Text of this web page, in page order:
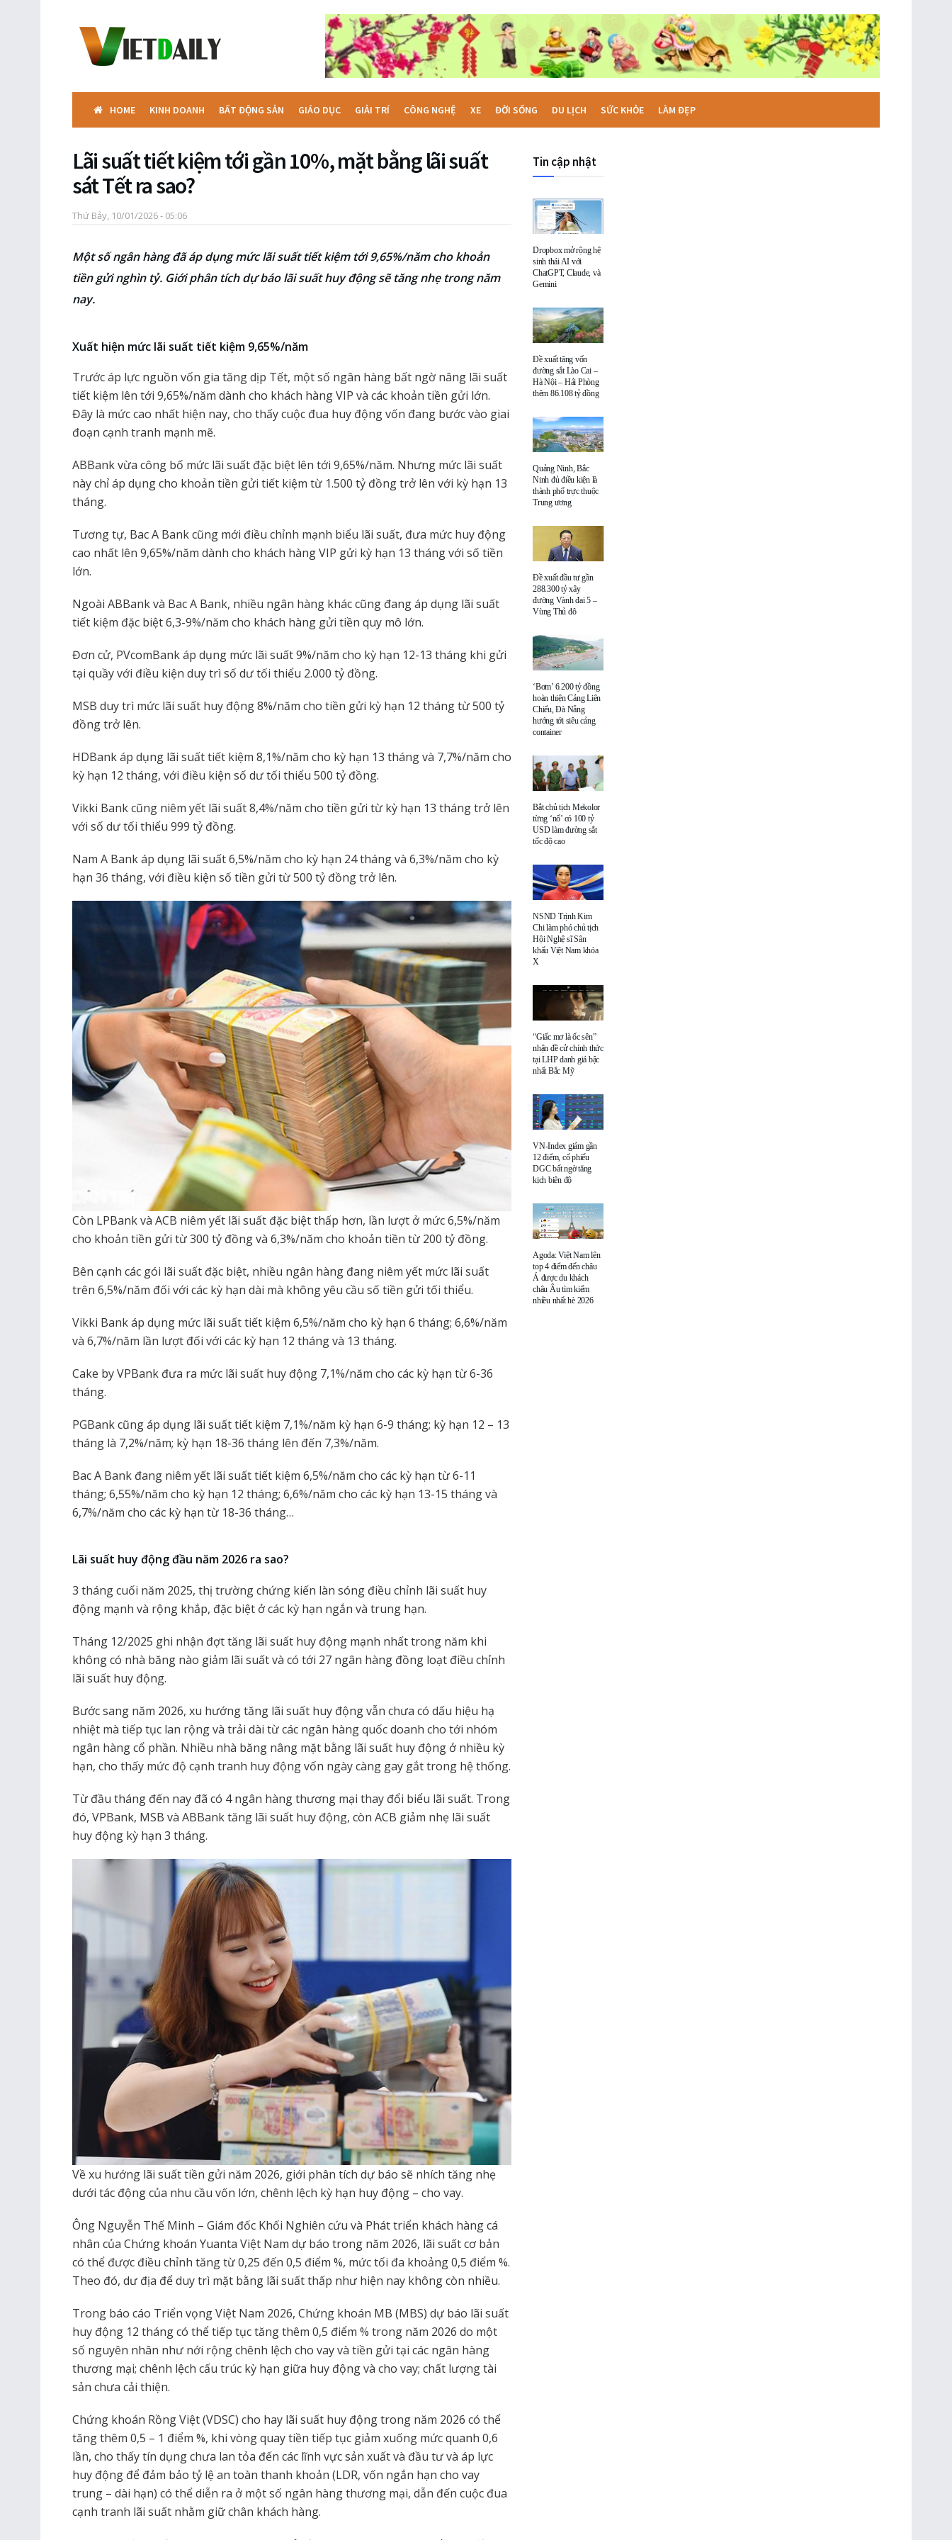
HOME KINH DOANH BẤT ĐỘNG SẢN GIÁO DỤC GIẢI TRÍ CÔNG NGHỆ XE ĐỜI SỐNG DU LỊCH SỨC KHỎE LÀM ĐẸP
Lãi suất tiết kiệm tới gần 10%, mặt bằng lãi suất
sát Tết ra sao?
Thứ Bảy, 10/01/2026 - 05:06
Một số ngân hàng đã áp dụng mức lãi suất tiết kiệm tới 9,65%/năm cho khoản
tiền gửi nghìn tỷ. Giới phân tích dự báo lãi suất huy động sẽ tăng nhẹ trong năm
nay.
Xuất hiện mức lãi suất tiết kiệm 9,65%/năm
Trước áp lực nguồn vốn gia tăng dịp Tết, một số ngân hàng bất ngờ nâng lãi suất
tiết kiệm lên tới 9,65%/năm dành cho khách hàng VIP và các khoản tiền gửi lớn.
Đây là mức cao nhất hiện nay, cho thấy cuộc đua huy động vốn đang bước vào giai
đoạn cạnh tranh mạnh mẽ.
ABBank vừa công bố mức lãi suất đặc biệt lên tới 9,65%/năm. Nhưng mức lãi suất
này chỉ áp dụng cho khoản tiền gửi tiết kiệm từ 1.500 tỷ đồng trở lên với kỳ hạn 13
tháng.
Tương tự, Bac A Bank cũng mới điều chỉnh mạnh biểu lãi suất, đưa mức huy động
cao nhất lên 9,65%/năm dành cho khách hàng VIP gửi kỳ hạn 13 tháng với số tiền
lớn.
Ngoài ABBank và Bac A Bank, nhiều ngân hàng khác cũng đang áp dụng lãi suất
tiết kiệm đặc biệt 6,3-9%/năm cho khách hàng gửi tiền quy mô lớn.
Đơn cử, PVcomBank áp dụng mức lãi suất 9%/năm cho kỳ hạn 12-13 tháng khi gửi
tại quầy với điều kiện duy trì số dư tối thiểu 2.000 tỷ đồng.
MSB duy trì mức lãi suất huy động 8%/năm cho tiền gửi kỳ hạn 12 tháng từ 500 tỷ
đồng trở lên.
HDBank áp dụng lãi suất tiết kiệm 8,1%/năm cho kỳ hạn 13 tháng và 7,7%/năm cho
kỳ hạn 12 tháng, với điều kiện số dư tối thiểu 500 tỷ đồng.
Vikki Bank cũng niêm yết lãi suất 8,4%/năm cho tiền gửi từ kỳ hạn 13 tháng trở lên
với số dư tối thiểu 999 tỷ đồng.
Nam A Bank áp dụng lãi suất 6,5%/năm cho kỳ hạn 24 tháng và 6,3%/năm cho kỳ
hạn 36 tháng, với điều kiện số tiền gửi từ 500 tỷ đồng trở lên.
Còn LPBank và ACB niêm yết lãi suất đặc biệt thấp hơn, lần lượt ở mức 6,5%/năm
cho khoản tiền gửi từ 300 tỷ đồng và 6,3%/năm cho khoản tiền từ 200 tỷ đồng.
Bên cạnh các gói lãi suất đặc biệt, nhiều ngân hàng đang niêm yết mức lãi suất
trên 6,5%/năm đối với các kỳ hạn dài mà không yêu cầu số tiền gửi tối thiểu.
Vikki Bank áp dụng mức lãi suất tiết kiệm 6,5%/năm cho kỳ hạn 6 tháng; 6,6%/năm
và 6,7%/năm lần lượt đối với các kỳ hạn 12 tháng và 13 tháng.
Cake by VPBank đưa ra mức lãi suất huy động 7,1%/năm cho các kỳ hạn từ 6-36
tháng.
PGBank cũng áp dụng lãi suất tiết kiệm 7,1%/năm kỳ hạn 6-9 tháng; kỳ hạn 12 – 13
tháng là 7,2%/năm; kỳ hạn 18-36 tháng lên đến 7,3%/năm.
Bac A Bank đang niêm yết lãi suất tiết kiệm 6,5%/năm cho các kỳ hạn từ 6-11
tháng; 6,55%/năm cho kỳ hạn 12 tháng; 6,6%/năm cho các kỳ hạn 13-15 tháng và
6,7%/năm cho các kỳ hạn từ 18-36 tháng…
Lãi suất huy động đầu năm 2026 ra sao?
3 tháng cuối năm 2025, thị trường chứng kiến làn sóng điều chỉnh lãi suất huy
động mạnh và rộng khắp, đặc biệt ở các kỳ hạn ngắn và trung hạn.
Tháng 12/2025 ghi nhận đợt tăng lãi suất huy động mạnh nhất trong năm khi
không có nhà băng nào giảm lãi suất và có tới 27 ngân hàng đồng loạt điều chỉnh
lãi suất huy động.
Bước sang năm 2026, xu hướng tăng lãi suất huy động vẫn chưa có dấu hiệu hạ
nhiệt mà tiếp tục lan rộng và trải dài từ các ngân hàng quốc doanh cho tới nhóm
ngân hàng cổ phần. Nhiều nhà băng nâng mặt bằng lãi suất huy động ở nhiều kỳ
hạn, cho thấy mức độ cạnh tranh huy động vốn ngày càng gay gắt trong hệ thống.
Từ đầu tháng đến nay đã có 4 ngân hàng thương mại thay đổi biểu lãi suất. Trong
đó, VPBank, MSB và ABBank tăng lãi suất huy động, còn ACB giảm nhẹ lãi suất
huy động kỳ hạn 3 tháng.
Về xu hướng lãi suất tiền gửi năm 2026, giới phân tích dự báo sẽ nhích tăng nhẹ
dưới tác động của nhu cầu vốn lớn, chênh lệch kỳ hạn huy động – cho vay.
Ông Nguyễn Thế Minh – Giám đốc Khối Nghiên cứu và Phát triển khách hàng cá
nhân của Chứng khoán Yuanta Việt Nam dự báo trong năm 2026, lãi suất cơ bản
có thể được điều chỉnh tăng từ 0,25 đến 0,5 điểm %, mức tối đa khoảng 0,5 điểm %.
Theo đó, dư địa để duy trì mặt bằng lãi suất thấp như hiện nay không còn nhiều.
Trong báo cáo Triển vọng Việt Nam 2026, Chứng khoán MB (MBS) dự báo lãi suất
huy động 12 tháng có thể tiếp tục tăng thêm 0,5 điểm % trong năm 2026 do một
số nguyên nhân như nới rộng chênh lệch cho vay và tiền gửi tại các ngân hàng
thương mại; chênh lệch cấu trúc kỳ hạn giữa huy động và cho vay; chất lượng tài
sản chưa cải thiện.
Chứng khoán Rồng Việt (VDSC) cho hay lãi suất huy động trong năm 2026 có thể
tăng thêm 0,5 – 1 điểm %, khi vòng quay tiền tiếp tục giảm xuống mức quanh 0,6
lần, cho thấy tín dụng chưa lan tỏa đến các lĩnh vực sản xuất và đầu tư và áp lực
huy động để đảm bảo tỷ lệ an toàn thanh khoản (LDR, vốn ngắn hạn cho vay
trung – dài hạn) có thể diễn ra ở một số ngân hàng thương mại, dẫn đến cuộc đua
cạnh tranh lãi suất nhằm giữ chân khách hàng.
Tin cập nhật
Dropbox mở rộng hệ
sinh thái AI với
ChatGPT, Claude, và
Gemini
Đề xuất tăng vốn
đường sắt Lào Cai –
Hà Nội – Hải Phòng
thêm 86.108 tỷ đồng
Quảng Ninh, Bắc
Ninh đủ điều kiện là
thành phố trực thuộc
Trung ương
Đề xuất đầu tư gần
288.300 tỷ xây
đường Vành đai 5 –
Vùng Thủ đô
‘Bơm’ 6.200 tỷ đồng
hoàn thiện Cảng Liên
Chiểu, Đà Nẵng
hướng tới siêu cảng
container
Bắt chủ tịch Mekolor
từng ‘nổ’ có 100 tỷ
USD làm đường sắt
tốc độ cao
NSND Trịnh Kim
Chi làm phó chủ tịch
Hội Nghệ sĩ Sân
khấu Việt Nam khóa
X
“Giấc mơ là ốc sên”
nhận đề cử chính thức
tại LHP danh giá bậc
nhất Bắc Mỹ
VN-Index giảm gần
12 điểm, cổ phiếu
DGC bất ngờ tăng
kịch biên độ
Agoda: Việt Nam lên
top 4 điểm đến châu
Á được du khách
châu Âu tìm kiếm
nhiều nhất hè 2026